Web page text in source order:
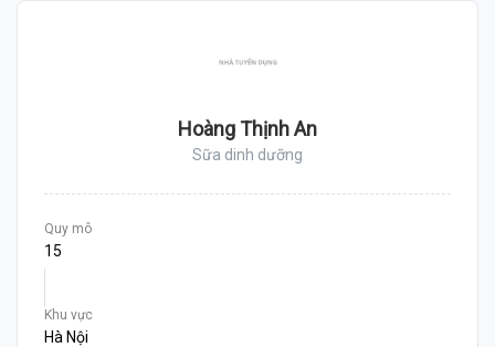
Hoàng Thịnh An
Sữa dinh dưỡng
Quy mô
15
Khu vực
Hà Nội